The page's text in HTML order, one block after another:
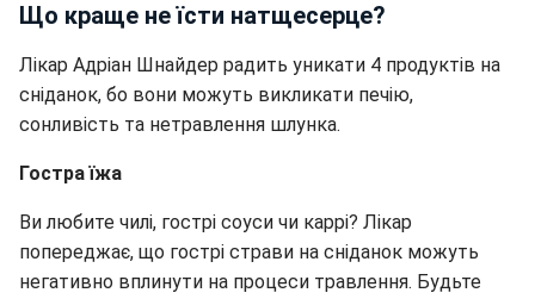
Що краще не їсти натщесерце?
Лікар Адріан Шнайдер радить уникати 4 продуктів на
сніданок, бо вони можуть викликати печію,
сонливість та нетравлення шлунка.
Гостра їжа
Ви любите чилі, гострі соуси чи каррі? Лікар
попереджає, що гострі страви на сніданок можуть
негативно вплинути на процеси травлення. Будьте